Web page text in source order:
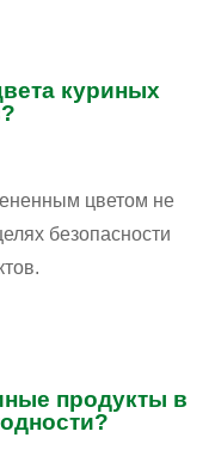
куриных
цветом не
безопасности
продукты в